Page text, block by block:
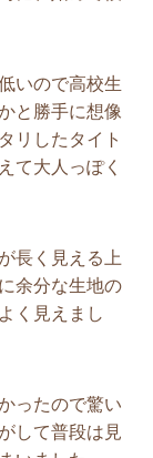
いので高校生
と勝手に想像
リしたタイト
て大人っぽく
長く見える上
余分な生地の
く見えまし
ったので驚い
して普段は見